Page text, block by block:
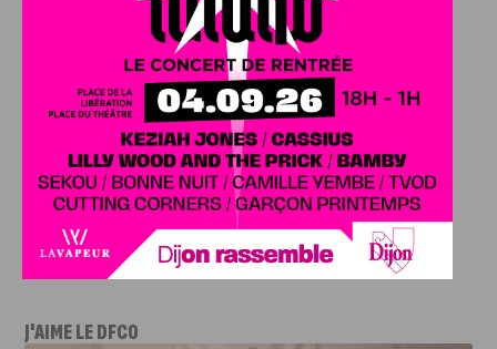
énergie renouvelable,bâtiment bas carbone
autoconsommation collective .
Un projet pionnier qui incarne concrètement l’avenir des
villes durables, et démontre que la neutralité carbone est
possible dès aujourd’hui, au cœur même des quartiers
populaires.
J'AIME LE DFCO